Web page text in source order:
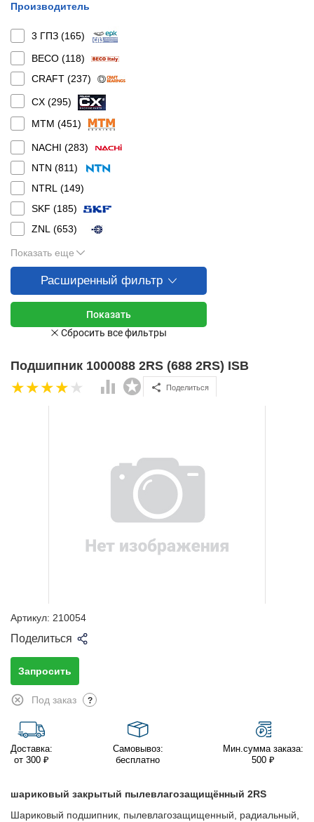
Производитель
3 ГПЗ (165)
BECO (118)
CRAFT (237)
CX (295)
MTM (451)
NACHI (283)
NTN (811)
NTRL (149)
SKF (185)
ZNL (653)
Показать еще
Расширенный фильтр
Подшипник 1000088 2RS (688 2RS) ISB
Поделиться
Артикул: 210054
Поделиться
Запросить
Под заказ ?
Доставка:
от 300 ₽
Самовывоз:
бесплатно
Мин.сумма заказа:
500 ₽
шариковый закрытый пылевлагозащищённый 2RS
Шариковый подшипник, пылевлагозащищенный, радиальный,